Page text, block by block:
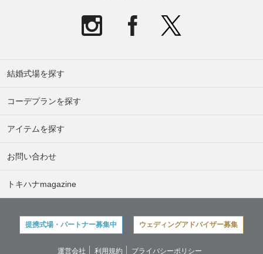
結婚式場を探す
コーデプランを探す
アイテムを探す
お問い合わせ
トキハナmagazine
提携式場・パートナー募集中 ウェディングアドバイザー募集
運営会社 利用規約 プライバシーポリシー